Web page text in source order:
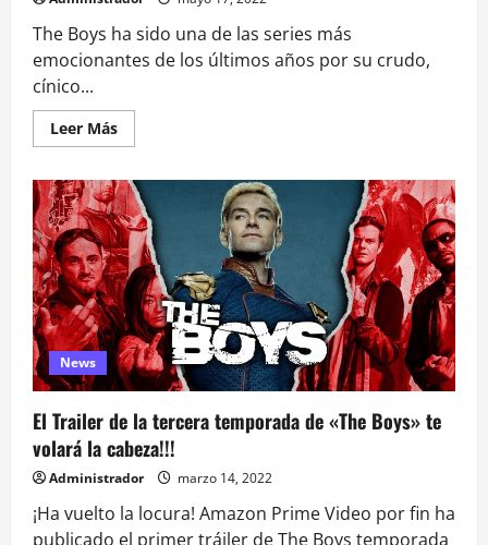
The Boys ha sido una de las series más
emocionantes de los últimos años por su crudo,
cínico...
Leer MásLeer
más
«The
Boys
3»
está
a
la
vuelta
de
la
esquina
y
es
una
¡Locura!
News
El Trailer de la tercera temporada de «The Boys» te
volará la cabeza!!!
Administrador marzo 14, 2022
¡Ha vuelto la locura! Amazon Prime Video por fin ha
publicado el primer tráiler de The Boys temporada